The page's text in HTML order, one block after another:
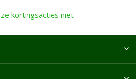
kortingsacties niet